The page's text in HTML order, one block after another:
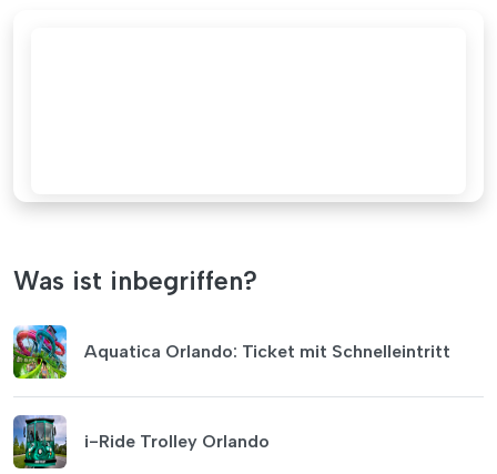
Was ist inbegriffen?
Aquatica Orlando: Ticket mit Schnelleintritt
i-Ride Trolley Orlando